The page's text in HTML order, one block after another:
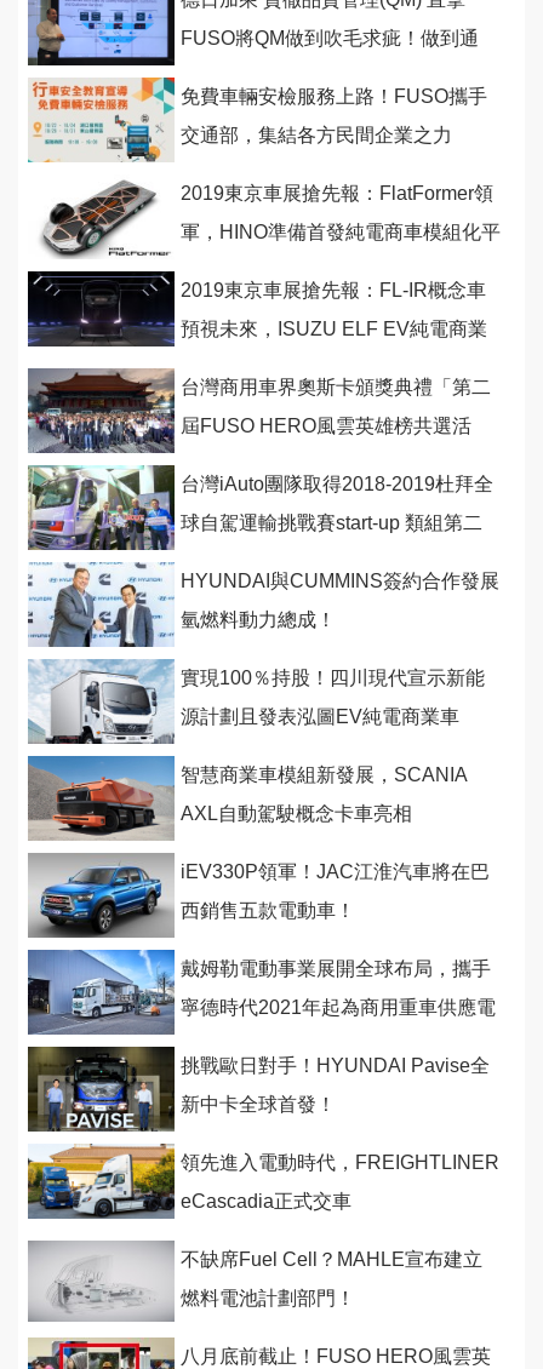
FUSO將QM做到吹毛求疵！做到通
免費車輛安檢服務上路！FUSO攜手
交通部，集結各方民間企業之力
2019東京車展搶先報：FlatFormer領
軍，HINO準備首發純電商車模組化平
2019東京車展搶先報：FL-IR概念車
預視未來，ISUZU ELF EV純電商業
台灣商用車界奧斯卡頒獎典禮「第二
屆FUSO HERO風雲英雄榜共選活
台灣iAuto團隊取得2018-2019杜拜全
球自駕運輸挑戰賽start-up 類組第二
HYUNDAI與CUMMINS簽約合作發展
氫燃料動力總成！
實現100％持股！四川現代宣示新能
源計劃且發表泓圖EV純電商業車
智慧商業車模組新發展，SCANIA
AXL自動駕駛概念卡車亮相
iEV330P領軍！JAC江淮汽車將在巴
西銷售五款電動車！
戴姆勒電動事業展開全球布局，攜手
寧德時代2021年起為商用重車供應電
挑戰歐日對手！HYUNDAI Pavise全
新中卡全球首發！
領先進入電動時代，FREIGHTLINER
eCascadia正式交車
不缺席Fuel Cell？MAHLE宣布建立
燃料電池計劃部門！
八月底前截止！FUSO HERO風雲英